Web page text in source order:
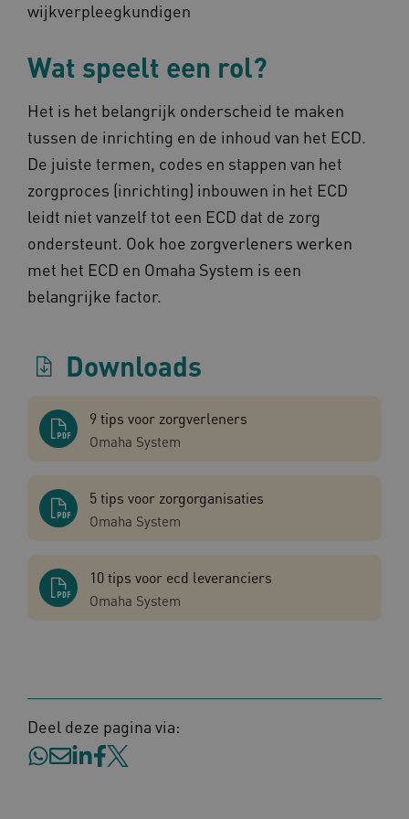
wijkverpleegkundigen
Wat speelt een rol?
Het is het belangrijk onderscheid te maken
tussen de inrichting en de inhoud van het ECD.
De juiste termen, codes en stappen van het
zorgproces (inrichting) inbouwen in het ECD
leidt niet vanzelf tot een ECD dat de zorg
ondersteunt. Ook hoe zorgverleners werken
met het ECD en Omaha System is een
belangrijke factor.
Downloads
9 tips voor zorgverleners
Omaha System
5 tips voor zorgorganisaties
Omaha System
10 tips voor ecd leveranciers
Omaha System
Deel deze pagina via:
Naam
BCSessionID vilans.blueconic.net
AWSALBCORS
Amazon.com Inc.
VISITOR_PRIVACY_METADATA
TiPMix
x-ms-routing-name